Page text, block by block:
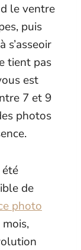
le ventre
puis
s’asseoir
tient pas
est
7 et 9
photos
de
photo